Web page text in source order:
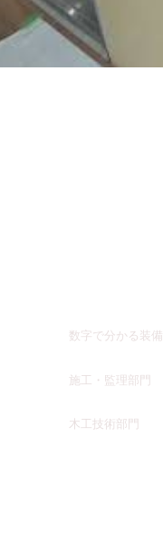
​数字で分かる装備
施工・監理部門
​木工技術部門